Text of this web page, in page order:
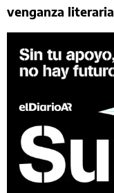
venganza literaria